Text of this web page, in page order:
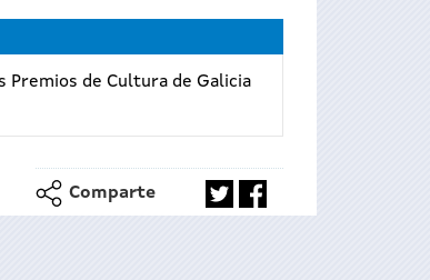
Premios de Cultura de Galicia
Comparte